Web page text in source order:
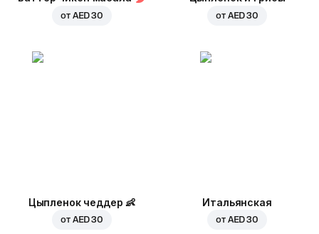
от AED 30 от AED 30
Цыпленок чеддер 👶
от AED 30
Итальянская
от AED 30